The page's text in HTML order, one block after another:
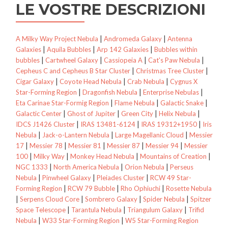
LE VOSTRE DESCRIZIONI
A Milky Way Project Nebula | Andromeda Galaxy | Antenna
Galaxies | Aquila Bubbles | Arp 142 Galaxies | Bubbles within
bubbles | Cartwheel Galaxy | Cassiopeia A | Cat's Paw Nebula |
Cepheus C and Cepheus B Star Cluster | Christmas Tree Cluster |
Cigar Galaxy | Coyote Head Nebula | Crab Nebula | Cygnus X
Star-Forming Region | Dragonfish Nebula | Enterprise Nebulas |
Eta Carinae Star-Formig Region | Flame Nebula | Galactic Snake |
Galactic Center | Ghost of Jupiter | Green City | Helix Nebula |
IDCS J1426 Cluster | IRAS 13481-6124 | IRAS 19312+1950 | Iris
Nebula | Jack-o-Lantern Nebula | Large Magellanic Cloud | Messier
17 | Messier 78 | Messier 81 | Messier 87 | Messier 94 | Messier
100 | Milky Way | Monkey Head Nebula | Mountains of Creation |
NGC 1333 | North America Nebula | Orion Nebula | Perseus
Nebula | Pinwheel Galaxy | Pleiades Cluster | RCW 49 Star-
Forming Region | RCW 79 Bubble | Rho Ophiuchi | Rosette Nebula
| Serpens Cloud Core | Sombrero Galaxy | Spider Nebula | Spitzer
Space Telescope | Tarantula Nebula | Triangulum Galaxy | Trifid
Nebula | W33 Star-Forming Region | W5 Star-Forming Region